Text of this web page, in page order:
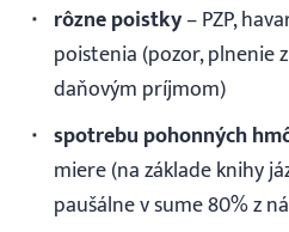
rôzne poistky– PZP,
poistenia (pozor, plnenie
daňovým príjmom)
spotrebu pohonných
miere (na základe knihy
paušálne v sume 80% z